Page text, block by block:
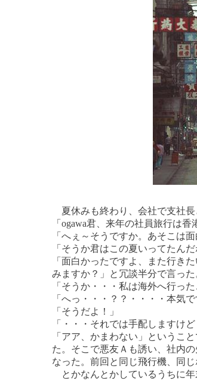
夏休みも終わり、会社で支社長
「ogawa君、来年の社員旅行は香
「へぇ～そうですか。あそこは
「そうか君はこの夏いってたんだ
「面白かったですよ、また行き
みますか？」と冗談半分で言った
「そうか・・・私は海外へ行っ
「へっ・・・？？・・・・本気で
「そうだよ！」
「・・・それでは手配しますけ
「アア、かまわない」というこ
た。そこで悪友Ａも誘い、社内
なった。前回と同じ飛行機、同
とかなんとかしているうちに年